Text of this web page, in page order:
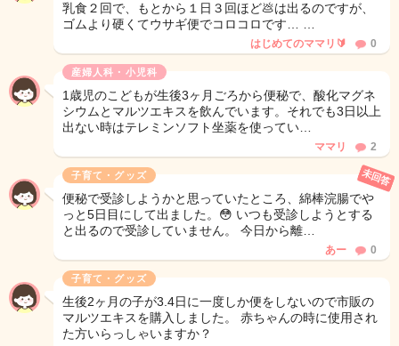
乳食２回で、もとから１日３回ほど💩は出るのですが、
ゴムより硬くてウサギ便でコロコロです… …
はじめてのママリ🔰 0
産婦人科・小児科
1歳児のこどもが生後3ヶ月ごろから便秘で、酸化マグネ
シウムとマルツエキスを飲んでいます。それでも3日以上
出ない時はテレミンソフト坐薬を使ってい…
ママリ 2
子育て・グッズ
便秘で受診しようかと思っていたところ、綿棒浣腸でや
っと5日目にして出ました。😳 いつも受診しようとする
と出るので受診していません。 今日から離…
未回答
あー 0
子育て・グッズ
生後2ヶ月の子が3.4日に一度しか便をしないので市販の
マルツエキスを購入しました。 赤ちゃんの時に使用され
た方いらっしゃいますか？